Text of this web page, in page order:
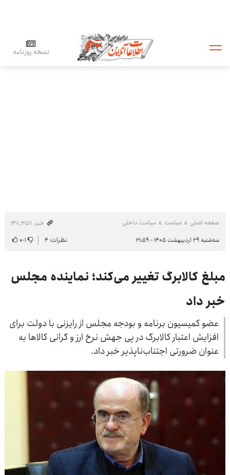
نسخه روزنامه
صفحه اصلی سیاست سیاست داخلی
خبر: ۱۴۸٬۳۵۷
سه‌شنبه ۲۹ اردیبهشت ۱۴۰۵ - ۲۱:۵۹
نظرات: ۴ ۱-۰
مبلغ کالابرگ تغییر می‌کند؛ نماینده مجلس
خبر داد
عضو کمیسیون برنامه و بودجه مجلس از رایزنی با دولت برای
افزایش اعتبار کالابرگ در پی جهش نرخ ارز و گرانی کالاها به
عنوان ضرورتی اجتناب‌ناپذیر خبر داد.